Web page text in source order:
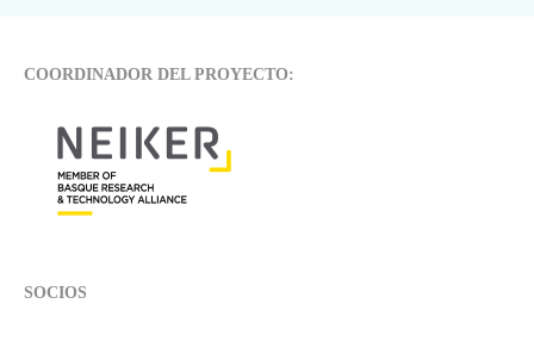
COORDINADOR DEL PROYECTO:
SOCIOS